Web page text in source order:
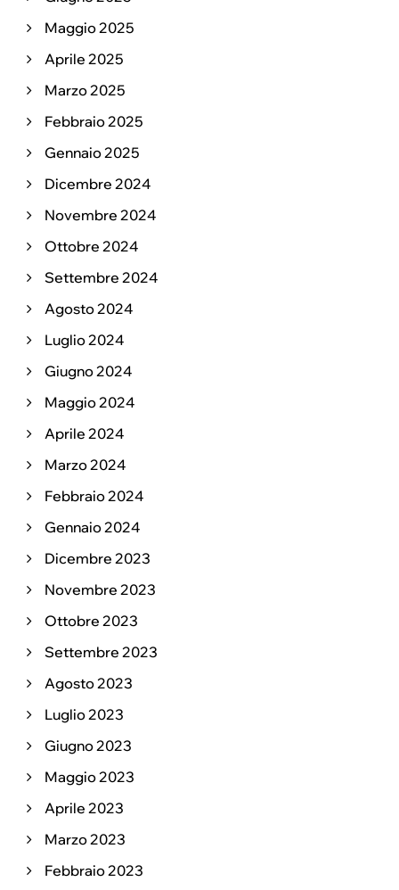
Maggio 2025
Aprile 2025
Marzo 2025
Febbraio 2025
Gennaio 2025
Dicembre 2024
Novembre 2024
Ottobre 2024
Settembre 2024
Agosto 2024
Luglio 2024
Giugno 2024
Maggio 2024
Aprile 2024
Marzo 2024
Febbraio 2024
Gennaio 2024
Dicembre 2023
Novembre 2023
Ottobre 2023
Settembre 2023
Agosto 2023
Luglio 2023
Giugno 2023
Maggio 2023
Aprile 2023
Marzo 2023
Febbraio 2023